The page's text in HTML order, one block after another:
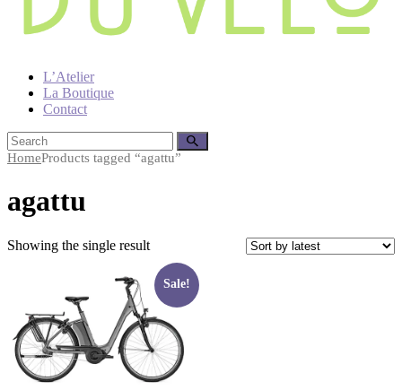
L’Atelier
La Boutique
Contact
HomeProducts tagged “agattu”
agattu
Showing the single result
Sale!